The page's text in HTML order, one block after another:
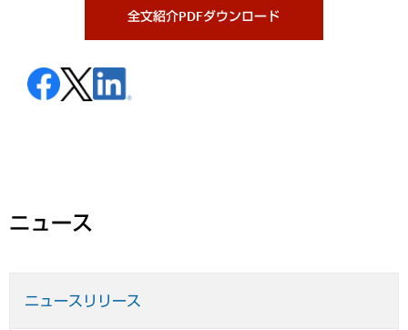
全文紹介PDFダウンロード
ニュース
ニュースリリース